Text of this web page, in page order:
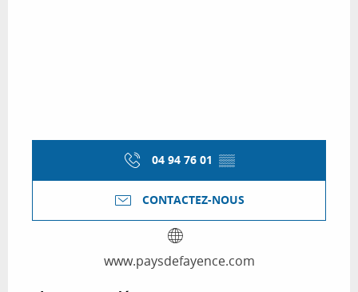
04 94 76 01 ▒▒
CONTACTEZ-NOUS
www.paysdefayence.com